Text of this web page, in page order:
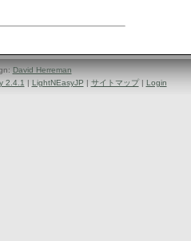
David Herreman
2.4.1 | LightNEasyJP | サイトマップ| Login